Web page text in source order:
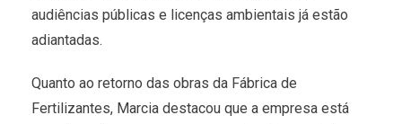
audiências públicas e licenças ambientais já estão
adiantadas.
Quanto ao retorno das obras da Fábrica de
Fertilizantes, Marcia destacou que a empresa está